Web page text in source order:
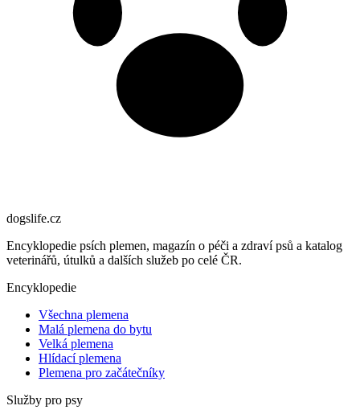
dogslife.cz
Encyklopedie psích plemen, magazín o péči a zdraví psů a katalog
veterinářů, útulků a dalších služeb po celé ČR.
Encyklopedie
Všechna plemena
Malá plemena do bytu
Velká plemena
Hlídací plemena
Plemena pro začátečníky
Služby pro psy